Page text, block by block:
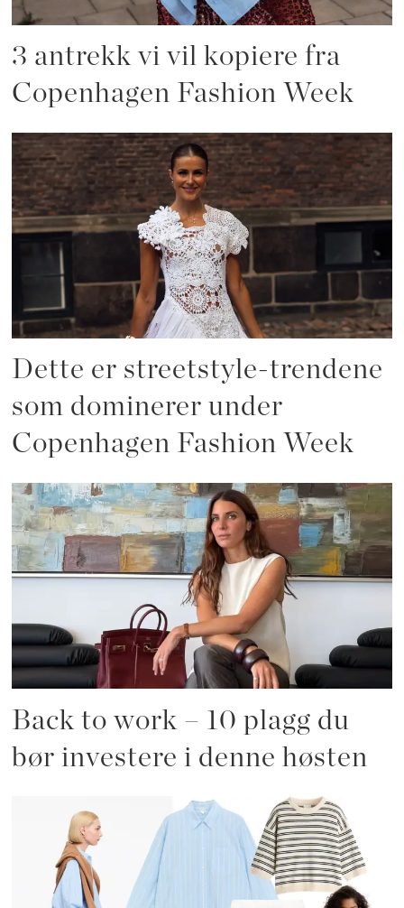
3 antrekk vi vil kopiere fra
Copenhagen Fashion Week
Dette er streetstyle-trendene
som dominerer under
Copenhagen Fashion Week
Back to work – 10 plagg du
bør investere i denne høsten